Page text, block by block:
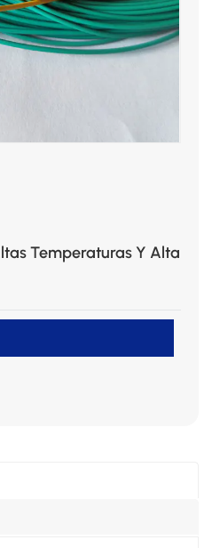
Temperaturas Y Alta